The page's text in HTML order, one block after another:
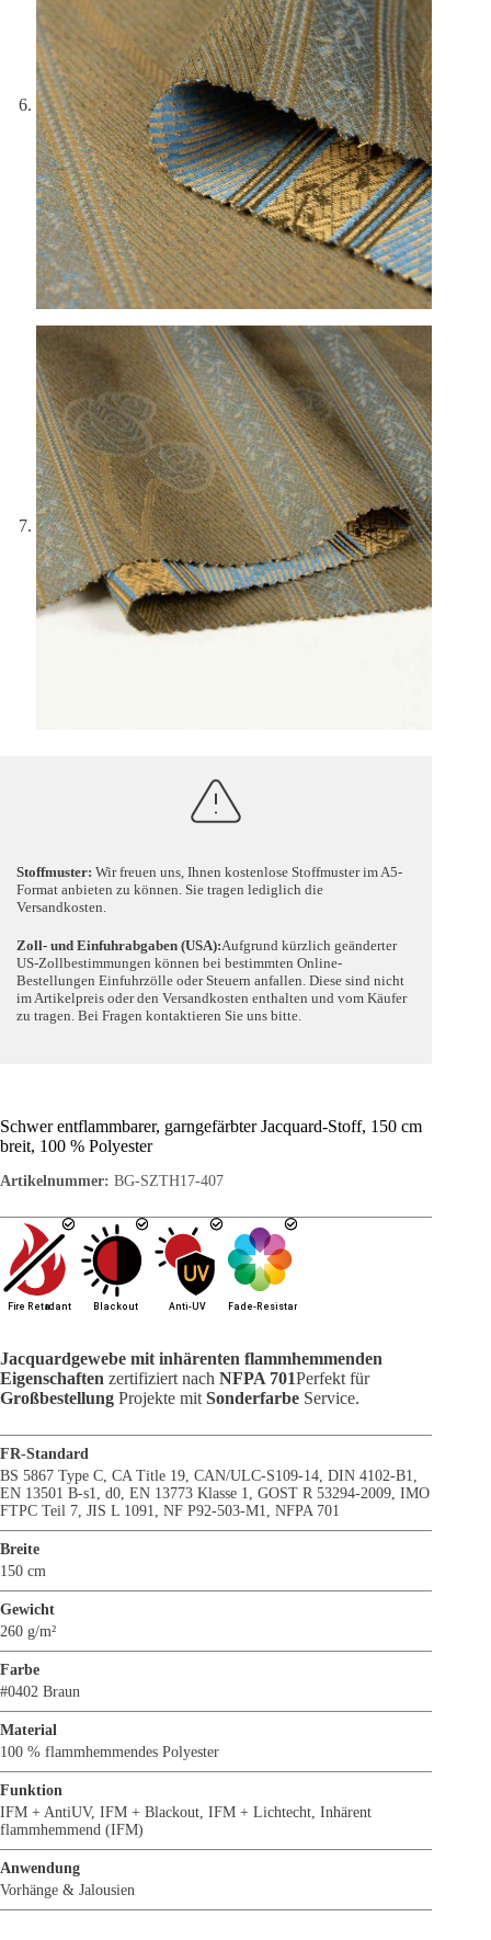
Stoffmuster: Wir freuen uns, Ihnen kostenlose Stoffmuster im A5-
Format anbieten zu können. Sie tragen lediglich die
Versandkosten.
Zoll- und Einfuhrabgaben (USA):Aufgrund kürzlich geänderter
US-Zollbestimmungen können bei bestimmten Online-
Bestellungen Einfuhrzölle oder Steuern anfallen. Diese sind nicht
im Artikelpreis oder den Versandkosten enthalten und vom Käufer
zu tragen. Bei Fragen kontaktieren Sie uns bitte.
Schwer entflammbarer, garngefärbter Jacquard-Stoff, 150 cm
breit, 100 % Polyester
Artikelnummer: BG-SZTH17-407
Jacquardgewebe mit inhärenten flammhemmenden
Eigenschaften zertifiziert nach NFPA 701Perfekt für
Großbestellung Projekte mit Sonderfarbe Service.
FR-Standard
BS 5867 Type C CA Title 19 CAN/ULC-S109-14 DIN 4102-B1
EN 13501 B-s1, d0 EN 13773 Klasse 1 GOST R 53294-2009 IMO
FTPC Teil 7 JIS L 1091 NF P92-503-M1 NFPA 701
Breite
150 cm
Gewicht
260 g/m²
Farbe
#0402 Braun
Material
100 % flammhemmendes Polyester
Funktion
IFM + AntiUV, IFM + Blackout IFM + Lichtecht Inhärent
flammhemmend (IFM)
Anwendung
Vorhänge & Jalousien